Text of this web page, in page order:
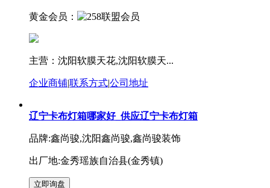
黄金会员：
主营：沈阳软膜天花,沈阳软膜天...
企业商铺|联系方式|公司地址
辽宁卡布灯箱哪家好_供应辽宁卡布灯箱
品牌:鑫尚骏,沈阳鑫尚骏,鑫尚骏装饰
出厂地:金秀瑶族自治县(金秀镇)